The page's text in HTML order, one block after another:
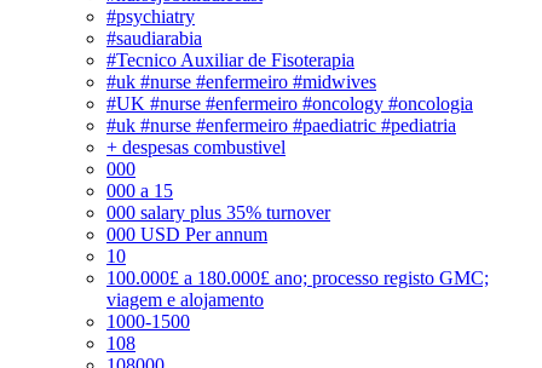
#psychiatry
#saudiarabia
#Tecnico Auxiliar de Fisoterapia
#uk #nurse #enfermeiro #midwives
#UK #nurse #enfermeiro #oncology #oncologia
#uk #nurse #enfermeiro #paediatric #pediatria
+ despesas combustivel
000
000 a 15
000 salary plus 35% turnover
000 USD Per annum
10
100.000£ a 180.000£ ano; processo registo GMC;
viagem e alojamento
1000-1500
108